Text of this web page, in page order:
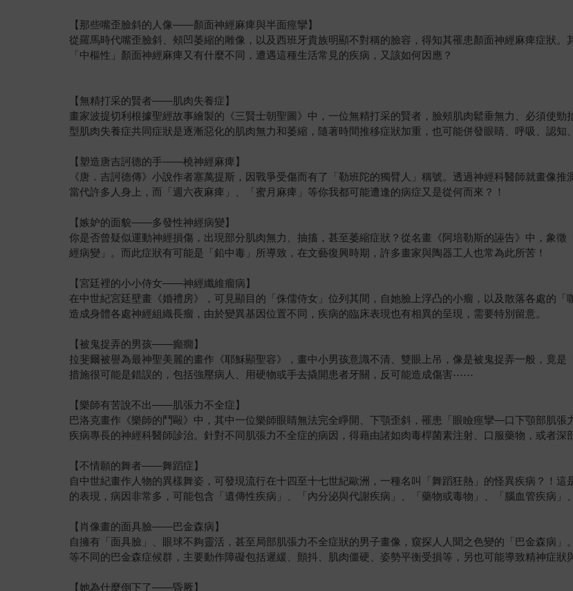
【那些嘴歪臉斜的人像——顏面神經麻痺與半面痙攣】
從羅馬時代嘴歪臉斜、頰凹萎縮的雕像，以及西班牙貴族明顯不對稱的臉容，得知其罹患顏面神經麻痺症狀
「中樞性」顏面神經麻痺又有什麼不同，遭遇這種生活常見的疾病，又該如何因應？
【無精打采的賢者——肌肉失養症】
畫家波提切利根據聖經故事繪製的《三賢士朝聖圖》中，一位無精打采的賢者，臉頰肌肉鬆垂無力、必須使
型肌肉失養症共同症狀是逐漸惡化的肌肉無力和萎縮，隨著時間推移症狀加重，也可能併發眼睛、呼吸、認知
【塑造唐吉訶德的手——橈神經麻痺】
《唐．吉訶德傳》小說作者塞萬提斯，因戰爭受傷而有了「勒班陀的獨臂人」稱號。透過神經科醫師就畫像
當代許多人身上，而「週六夜麻痺」、「蜜月麻痺」等你我都可能遭逢的病症又是從何而來？！
【嫉妒的面貌——多發性神經病變】
你是否曾疑似運動神經損傷，出現部分肌肉無力、抽搐，甚至萎縮症狀？從名畫《阿培勒斯的誣告》中，象
經病變」。而此症狀有可能是「鉛中毒」所導致，在文藝復興時期，許多畫家與陶器工人也常為此所苦！
【宮廷裡的小小侍女——神經纖維瘤病】
在中世紀宮廷壁畫《婚禮房》，可見顯目的「侏儒侍女」位列其間，自她臉上浮凸的小瘤，以及散落各處的
造成身體各處神經組織長瘤，由於變異基因位置不同，疾病的臨床表現也有相異的呈現，需要特別留意。
【被鬼捉弄的男孩——癲癇】
拉斐爾被譽為最神聖美麗的畫作《耶穌顯聖容》，畫中小男孩意識不清、雙眼上吊，像是被鬼捉弄一般，竟
措施很可能是錯誤的，包括強壓病人、用硬物或手去撬開患者牙關，反可能造成傷害⋯⋯
【樂師有苦說不出——肌張力不全症】
巴洛克畫作《樂師的鬥毆》中，其中一位樂師眼睛無法完全睜開、下顎歪斜，罹患「眼瞼痙攣—口下顎部肌
疾病專長的神經科醫師診治。針對不同肌張力不全症的病因，得藉由諸如肉毒桿菌素注射、口服藥物，或者深
【不情願的舞者——舞蹈症】
自中世紀畫作人物的異樣舞姿，可發現流行在十四至十七世紀歐洲，一種名叫「舞蹈狂熱」的怪異疾病？！
的表現，病因非常多，可能包含「遺傳性疾病」、「內分泌與代謝疾病」、「藥物或毒物」、「腦血管疾病」
【肖像畫的面具臉——巴金森病】
自擁有「面具臉」、眼球不夠靈活，甚至局部肌張力不全症狀的男子畫像，窺探人人聞之色變的「巴金森病」
等不同的巴金森症候群，主要動作障礙包括遲緩、顫抖、肌肉僵硬、姿勢平衡受損等，另也可能導致精神症狀
【她為什麼倒下了——昏厥】